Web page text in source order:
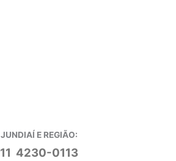
JUNDIAÍ E REGIÃO:
11 4230-0113